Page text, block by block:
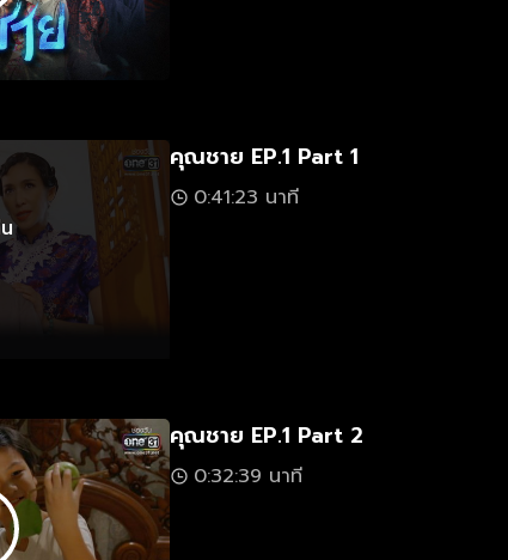
คุณชาย EP.1 Part 1
0:41:23 นาที
คุณชาย EP.1 Part 2
0:32:39 นาที